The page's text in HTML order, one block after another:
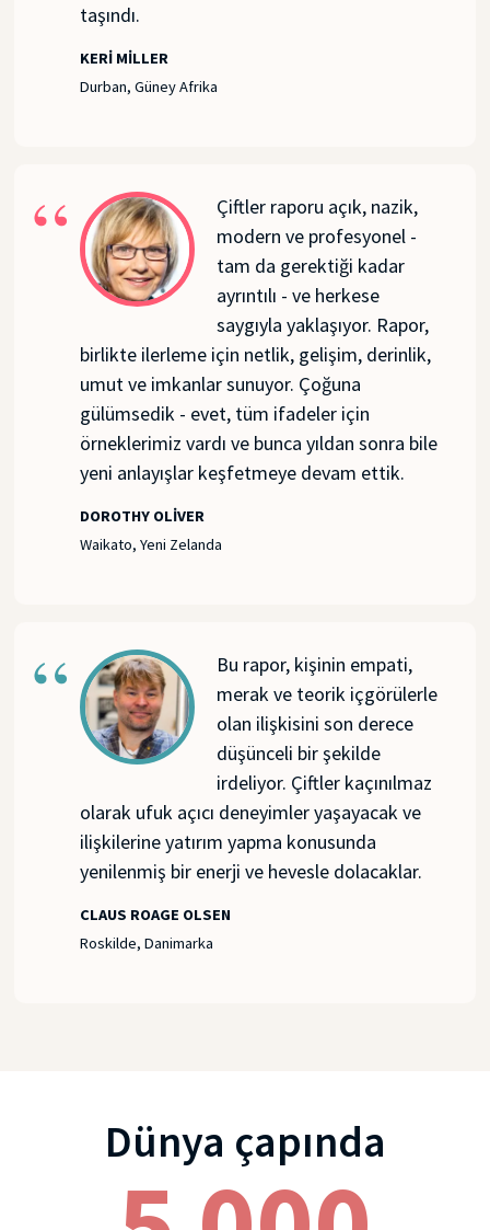
taşındı.
KERI MILLER
Durban, Güney Afrika
Çiftler raporu açık, nazik,
modern ve profesyonel -
tam da gerektiği kadar
ayrıntılı - ve herkese
saygıyla yaklaşıyor. Rapor,
birlikte ilerleme için netlik, gelişim, derinlik,
umut ve imkanlar sunuyor. Çoğuna
gülümsedik - evet, tüm ifadeler için
örneklerimiz vardı ve bunca yıldan sonra bile
yeni anlayışlar keşfetmeye devam ettik.
DOROTHY OLIVER
Waikato, Yeni Zelanda
Bu rapor, kişinin empati,
merak ve teorik içgörülerle
olan ilişkisini son derece
düşünceli bir şekilde
irdeliyor. Çiftler kaçınılmaz
olarak ufuk açıcı deneyimler yaşayacak ve
ilişkilerine yatırım yapma konusunda
yenilenmiş bir enerji ve hevesle dolacaklar.
CLAUS ROAGE OLSEN
Roskilde, Danimarka
Dünya çapında